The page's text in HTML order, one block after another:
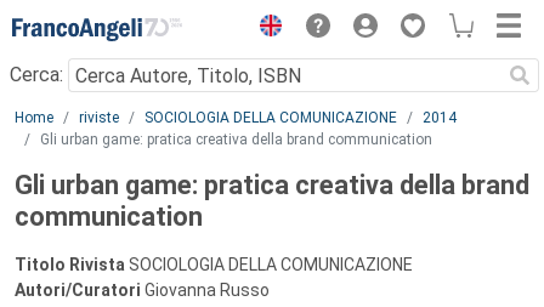
Menu
Cerca:
Main content
Home riviste SOCIOLOGIA DELLA COMUNICAZIONE
2014
Gli urban game: pratica creativa della brand communication
Gli urban game: pratica creativa della brand
communication
Titolo Rivista SOCIOLOGIA DELLA COMUNICAZIONE
Autori/Curatori Giovanna Russo